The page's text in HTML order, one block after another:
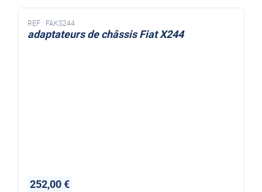
REF : FAKS244
adaptateurs de châssis Fiat X244
252,00 €